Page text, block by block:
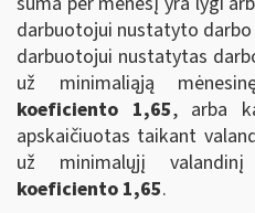
darbuotojui nustatyto
darbuotojui nustatytas
už minimaliąją
koeficiento 1,65, arba
apskaičiuotas taikant
už minimalųjį
koeficiento 1,65.